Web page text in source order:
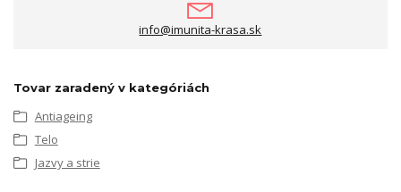
info@imunita-krasa.sk
Tovar zaradený v kategóriách
Antiageing
Telo
Jazvy a strie